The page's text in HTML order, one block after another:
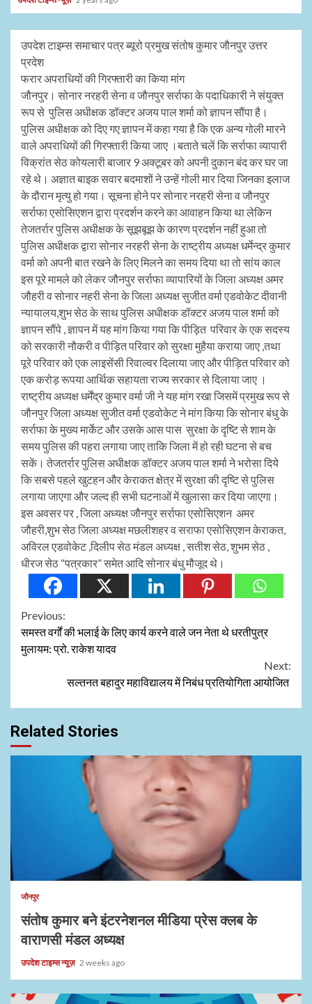
उपदेश टाइम्स समाचार पत्र ब्यूरो प्रमुख संतोष कुमार जौनपुर उत्तर
प्रदेश
फरार अपराधियों की गिरफ्तारी का किया मांग
जौनपुर। सोनार नरहरी सेना व जौनपुर सर्राफा के पदाधिकारी ने संयुक्त
रूप से पुलिस अधीक्षक डॉक्टर अजय पाल शर्मा को ज्ञापन सौंपा है।
पुलिस अधीक्षक को दिए गए ज्ञापन में कहा गया है कि एक अन्य गोली मारने
वाले अपराधियों की गिरफ्तारी किया जाए ।बताते चलें कि सर्राफा व्यापारी
विक्रांत सेठ कोयलारी बाजार 9 अक्टूबर को अपनी दुकान बंद कर घर जा
रहे थे। अज्ञात बाइक सवार बदमाशों ने उन्हें गोली मार दिया जिनका इलाज
के दौरान मृत्यु हो गया। सूचना होने पर सोनार नरहरी सेना व जौनपुर
सर्राफा एसोसिएशन द्वारा प्रदर्शन करने का आवाहन किया था लेकिन
तेजतर्रार पुलिस अधीक्षक के सूझबूझ के कारण प्रदर्शन नहीं हुआ तो
पुलिस अधीक्षक द्वारा सोनार नरहरी सेना के राष्ट्रीय अध्यक्ष धर्मेन्द्र कुमार
वर्मा को अपनी बात रखने के लिए मिलने का समय दिया था तो सांय काल
इस पूरे मामले को लेकर जौनपुर सर्राफा व्यापारियों के जिला अध्यक्ष अमर
जौहरी व सोनार नहरी सेना के जिला अध्यक्ष सुजीत वर्मा एडवोकेट दीवानी
न्यायालय,शुभ सेठ के साथ पुलिस अधीक्षक डॉक्टर अजय पाल शर्मा को
ज्ञापन सौंपे , ज्ञापन में यह मांग किया गया कि पीड़ित परिवार के एक सदस्य
को सरकारी नौकरी व पीड़ित परिवार को सुरक्षा मुहैया कराया जाए ,तथा
पूरे परिवार को एक लाइसेंसी रिवाल्वर दिलाया जाए और पीड़ित परिवार को
एक करोड़ रूपया आर्थिक सहायता राज्य सरकार से दिलाया जाए ।
राष्ट्रीय अध्यक्ष धर्मेंद्र कुमार वर्मा जी ने यह मांग रखा जिसमें प्रमुख रूप से
जौनपुर जिला अध्यक्ष सुजीत वर्मा एडवोकेट ने मांग किया कि सोनार बंधु के
सर्राफा के मुख्य मार्केट और उसके आस पास सुरक्षा के दृष्टि से शाम के
समय पुलिस की पहरा लगाया जाए ताकि जिला में हो रही घटना से बच
सकें। तेजतर्रार पुलिस अधीक्षक डॉक्टर अजय पाल शर्मा ने भरोसा दिये
कि सबसे पहले खुटहन और केराकत क्षेत्र में सुरक्षा की दृष्टि से पुलिस
लगाया जाएगा और जल्द ही सभी घटनाओं में खुलासा कर दिया जाएगा।
इस अवसर पर , जिला अध्यक्ष जौनपुर सर्राफा एसोसिएशन अमर
जौहरी,शुभ सेठ जिला अध्यक्ष मछलीशहर व सराफा एसोसिएशन केराकत,
अविरल एडवोकेट ,दिलीप सेठ मंडल अध्यक्ष , सतीश सेठ, शुभम सेठ ,
धीरज सेठ “पत्रकार” समेत आदि सोनार बंधु मौजूद थे।
Continue
Reading
Previous:
समस्त वर्गों की भलाई के लिए कार्य करने वाले जन नेता थे धरतीपुत्र
मुलायम: प्रो. राकेश यादव
Next:
सल्तनत बहादुर महाविद्यालय में निबंध प्रतियोगिता आयोजित
Related Stories
जौनपुर
संतोष कुमार बने इंटरनेशनल मीडिया प्रेस क्लब के
वाराणसी मंडल अध्यक्ष
उपदेश टाइम्स न्यूज़ 2 weeks ago